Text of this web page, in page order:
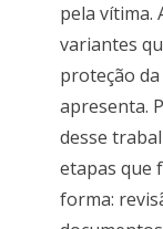
pela vítima.
variantes
proteção
apresenta.
desse
etapas que
forma: